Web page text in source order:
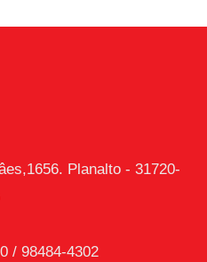
Planalto - 31720-
/ 98484-4302